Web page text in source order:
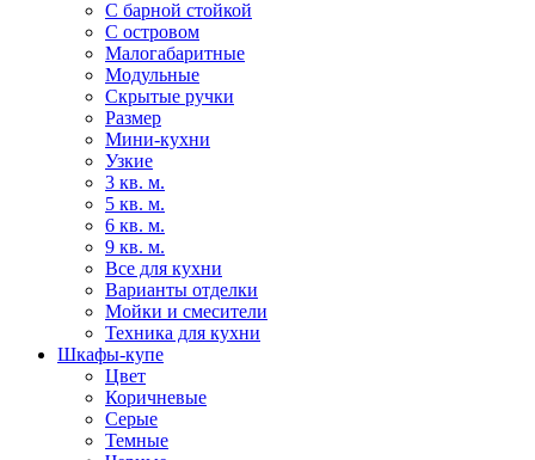
С барной стойкой
С островом
Малогабаритные
Модульные
Скрытые ручки
Размер
Мини-кухни
Узкие
3 кв. м.
5 кв. м.
6 кв. м.
9 кв. м.
Все для кухни
Варианты отделки
Мойки и смесители
Техника для кухни
Шкафы-купе
Цвет
Коричневые
Серые
Темные